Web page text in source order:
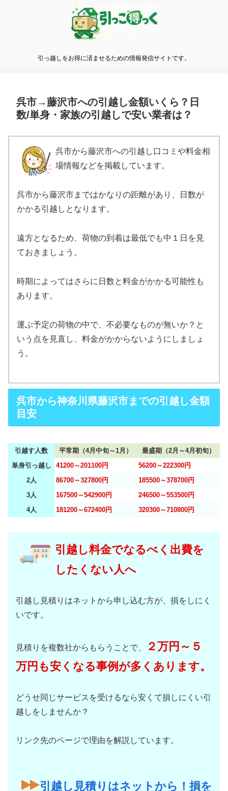
引っ越しをお得に済ませるための情報発信サイトです。
呉市→藤沢市への引越し金額いくら？日
数/単身・家族の引越しで安い業者は？
呉市から藤沢市への引越し口コミや料金相
場情報などを掲載しています。
呉市から藤沢市まではかなりの距離があり、日数が
かかる引越しとなります。
遠方となるため、荷物の到着は最低でも中１日を見
ておきましょう。
時期によってはさらに日数と料金がかかる可能性も
あります。
運ぶ予定の荷物の中で、不必要なものが無いか？と
いう点を見直し、料金がかからないようにしましょ
う。
呉市から神奈川県藤沢市までの引越し金額
目安
引越す人数 平常期（4月中旬～1月）
最盛期（2月～4月初旬）
単身引っ越し
41200～201100円
56200～222300円
2人
86700～327800円
185500～378700円
3人
167500～542900円
246500～553500円
4人
181200～672400円 320300～710800円
引越し料金でなるべく出費を
したくない人へ
引越し見積りはネットから申し込む方が、損をしにく
いです。
見積りを複数社からもらうことで、
２万円～５
万円も安くなる事例が多くあります。
どうせ同じサービスを受けるなら安くて損しにくい引
越しをしませんか？
リンク先のページで理由を解説しています。
引越し見積りはネットから！損を